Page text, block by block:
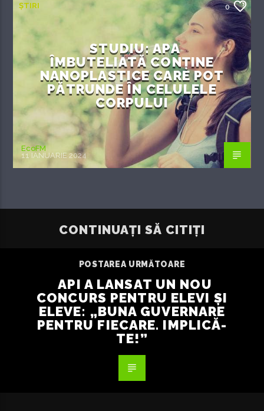
ȘTIRI 0
STUDIU: APA
ÎMBUTELIATĂ CONȚINE
NANOPLASTICE CARE POT
PĂTRUNDE ÎN CELULELE
CORPULUI
EcoFM
11 IANUARIE 2024
CONTINUAȚI SĂ CITIȚI
POSTAREA URMĂTOARE
API A LANSAT UN NOU
CONCURS PENTRU ELEVI ȘI
ELEVE: „BUNA GUVERNARE
PENTRU FIECARE. IMPLICĂ-
TE!”